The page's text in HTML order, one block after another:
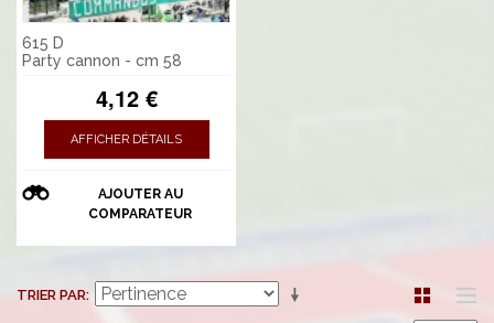
615 D
Party cannon - cm 58
4,12 €
AFFICHER DÉTAILS
AJOUTER AU
COMPARATEUR
TRIER PAR